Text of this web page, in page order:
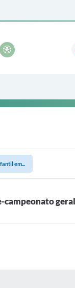
em...
campeonato